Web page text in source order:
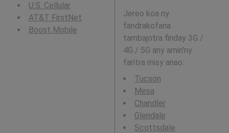
U.S. Cellular
AT&T FirstNet
Boost Mobile
Jereo koa ny
fandrakofana
tambajotra finday 3G /
4G / 5G any amin'ny
faritra misy anao:
Tucson
Mesa
Chandler
Glendale
Scottsdale